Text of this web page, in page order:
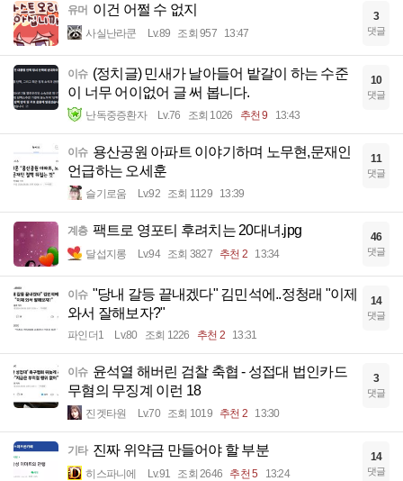
유머 이건 어쩔 수 없지
사실난라쿤 Lv.89 조회 957 13:47
3
댓글
이슈 (정치글) 민새가 날아들어 밭갈이 하는 수준
이 너무 어이없어 글 써 봅니다.
난독중증환자 Lv.76 조회 1026 추천 9 13:43
10
댓글
이슈 용산공원 아파트 이야기하며 노무현,문재인
언급하는 오세훈
슬기로움 Lv.92 조회 1129 13:39
11
댓글
계층 팩트로 영포티 후려치는 20대녀.jpg
달섭지롱 Lv.94 조회 3827 추천 2 13:34
46
댓글
이슈 "당내 갈등 끝내겠다" 김민석에..정청래 "이제
와서 잘해보자?"
파인더1 Lv.80 조회 1226 추천 2 13:31
14
댓글
이슈 윤석열 해버린 검찰 축협 - 성접대 법인카드
무혐의 무징계 이런 18
진겟타원 Lv.70 조회 1019 추천 2 13:30
3
댓글
기타 진짜 위약금 만들어야 할 부분
히스파니에 Lv.91 조회 2646 추천 5 13:24
14
댓글